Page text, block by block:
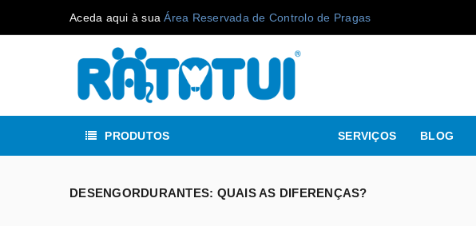
Aceda aqui à suaÁrea Reservada de Controlo de Pragas
PRODUTOS SERVIÇOS BLOG
DESENGORDURANTES: QUAIS AS DIFERENÇAS?